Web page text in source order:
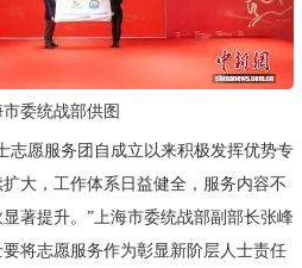
委统战部供图
志愿服务团自成立以来积极发挥优势专
大，工作体系日益健全，服务内容不
著提升。”上海市委统战部副部长张峰
将志愿服务作为彰显新阶层人士责任